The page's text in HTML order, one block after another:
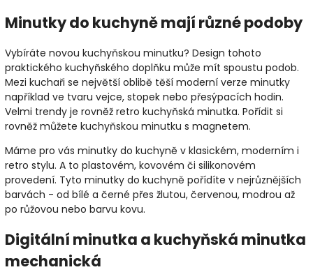
Minutky do kuchyně mají různé podoby
Vybíráte novou kuchyňskou minutku? Design tohoto
praktického kuchyňského doplňku může mít spoustu podob.
Mezi kuchaři se největší oblibě těší moderní verze minutky
například ve tvaru vejce, stopek nebo přesýpacích hodin.
Velmi trendy je rovněž retro kuchyňská minutka. Pořídit si
rovněž můžete kuchyňskou minutku s magnetem.
Máme pro vás minutky do kuchyně v klasickém, moderním i
retro stylu. A to plastovém, kovovém či silikonovém
provedení. Tyto minutky do kuchyně pořídíte v nejrůznějších
barvách - od bílé a černé přes žlutou, červenou, modrou až
po růžovou nebo barvu kovu.
Digitální minutka a kuchyňská minutka
mechanická